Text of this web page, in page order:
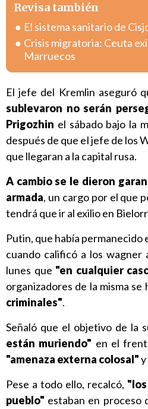
Revisa también
El sistema sanitario de
Crisis migratoria: Ceuta
Marruecos
El jefe del Kremlin aseguró
sublevaron no serán
Prigozhin el sábado bajo la
después de que el jefe de los
que llegaran a la capital rusa.
A cambio se le dieron
armada, un cargo por el que
tendrá que ir al exilio en
Putin, que había permanecido
cuando calificó a los
lunes que "en cualquier
organizadores de la misma
criminales".
Señaló que el objetivo de la
están muriendo" en el
"amenaza externa colosal"
Pese a todo ello, recalcó,
pueblo" estaban en proceso